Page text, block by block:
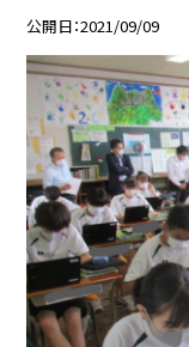
公開日 2021/09/09